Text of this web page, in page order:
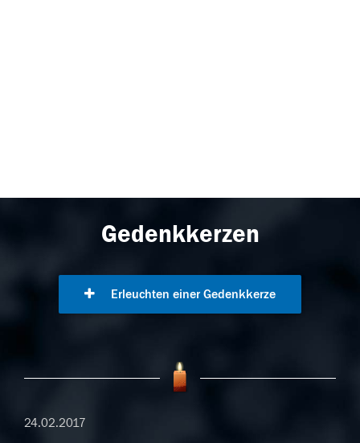
Gedenkkerzen
Erleuchten einer Gedenkkerze
24.02.2017